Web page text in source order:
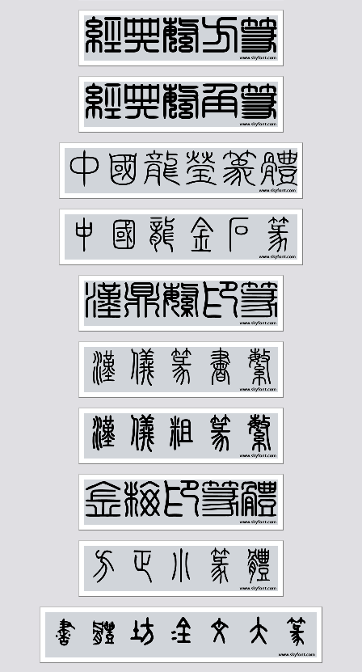
秦咢生 程璋
章士钊
童雪鸿 端方
反字字典
简经纶 篆刻字典
经亨颐
罗振玉 罗福颐
翁同龢
胡佩衡 胡光炜
胡钁
萧劳 萧娴
萧蜕庵
萧龙士 董寿平
蒋汝藻
蔡鹤汀 蔡鹤洲
虚谷
裴景福 诸乐三
谢国桢
谢稚柳 谭延闿
费念慈
赵石 赵铁山
邓尔雅
邵宇
郑孝胥 郑文焯
郑昶
郭味蕖 郭沫若
郭风惠
金石大字典 钟刚中
钱君匋
钱松岩 钱瘦铁
陆俨少
陆抑非 陆维钊
陈之佛
陈叔亮 陈叔通
陈君藻
陈子庄 陈少梅
陈巨来
陈缘督 陈衡恪
陶博吾
顾廷龙 顾麟士
马一浮
马公愚 马叙伦
马晋
高二适 高剑父
高奇峰
鲁迅 麦华三
黄士陵
黄山寿 黄节
黄葆戊
齐燕铭 齐璜